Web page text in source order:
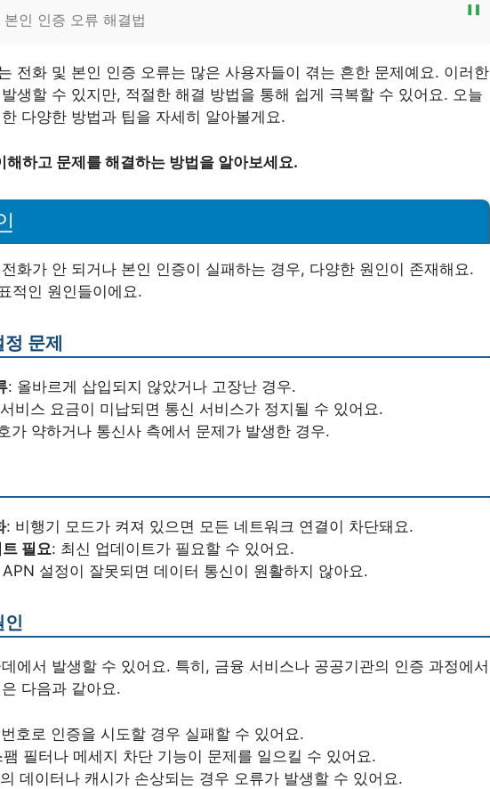
인 인증 오류 해결법
전화 및 본인 인증 오류는 많은 사용자들이 겪는 흔한 문제예요. 이러한
생할 수 있지만, 적절한 해결 방법을 통해 쉽게 극복할 수 있어요. 오늘
다양한 방법과 팁을 자세히 알아볼게요.
해하고 문제를 해결하는 방법을 알아보세요.
화가 안 되거나 본인 인증이 실패하는 경우, 다양한 원인이 존재해요.
적인 원인들이에요.
문제
: 올바르게 삽입되지 않았거나 고장난 경우.
비스 요금이 미납되면 통신 서비스가 정지될 수 있어요.
가 약하거나 통신사 측에서 문제가 발생한 경우.
: 비행기 모드가 켜져 있으면 모든 네트워크 연결이 차단돼요.
필요: 최신 업데이트가 필요할 수 있어요.
APN 설정이 잘못되면 데이터 통신이 원활하지 않아요.
에서 발생할 수 있어요. 특히, 금융 서비스나 공공기관의 인증 과정에서
다음과 같아요.
호로 인증을 시도할 경우 실패할 수 있어요.
필터나 메세지 차단 기능이 문제를 일으킬 수 있어요.
데이터나 캐시가 손상되는 경우 오류가 발생할 수 있어요.